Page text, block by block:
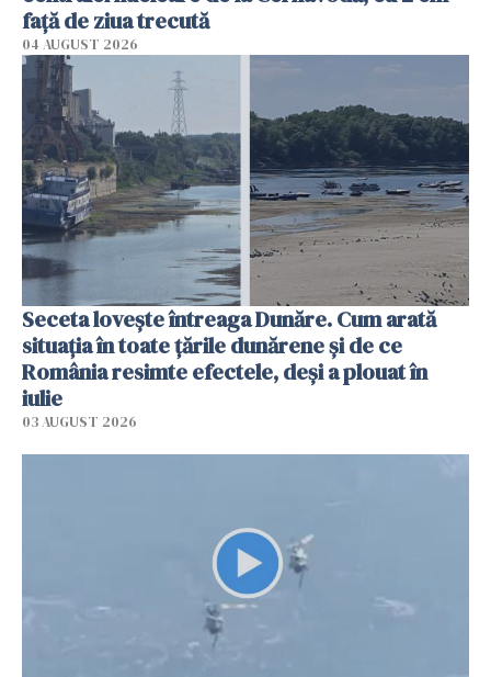
faţă de ziua trecută
04 AUGUST 2026
Seceta lovește întreaga Dunăre. Cum arată
situația în toate țările dunărene și de ce
România resimte efectele, deși a plouat în
iulie
03 AUGUST 2026